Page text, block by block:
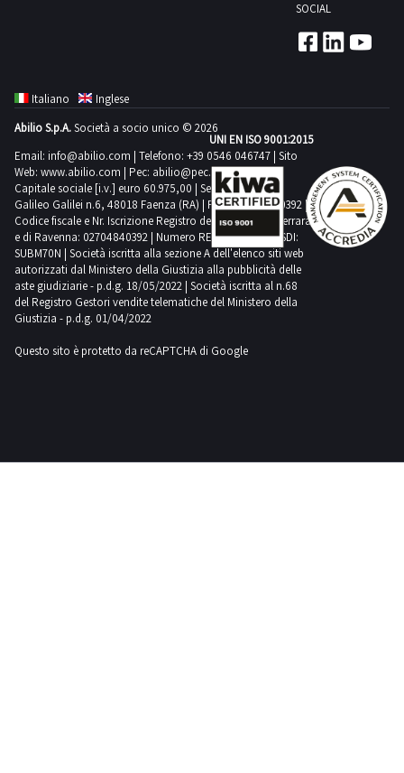
SOCIAL
Italiano
Inglese
Abilio S.p.A.Società a socio unico © 2026
Email: info@abilio.com | Telefono: +39 0546 046747 | Sito
Web: www.abilio.com | Pec: abilio@pec.illimity.com
Capitale sociale [i.v.] euro 60.975,00 | Sede legale in Via
Galileo Galilei n.6, 48018 Faenza (RA) | P.IVA: 02704840392 |
Codice fiscale e Nr. Iscrizione Registro delle Imprese di Ferrara
e di Ravenna: 02704840392 | Numero REA RA 224830 | SDI:
SUBM70N | Società iscritta alla sezione A dell'elenco siti web
autorizzati dal Ministero della Giustizia alla pubblicità delle
aste giudiziarie - p.d.g. 18/05/2022 | Società iscritta al n.68
del Registro Gestori vendite telematiche del Ministero della
Giustizia - p.d.g. 01/04/2022
Questo sito è protetto da reCAPTCHA di Google
UNI EN ISO 9001:2015